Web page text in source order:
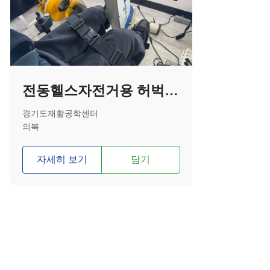
전동헬스자전거용 허벅지 고정벨트
경기도재활공학센터
의복
자세히 보기 담기